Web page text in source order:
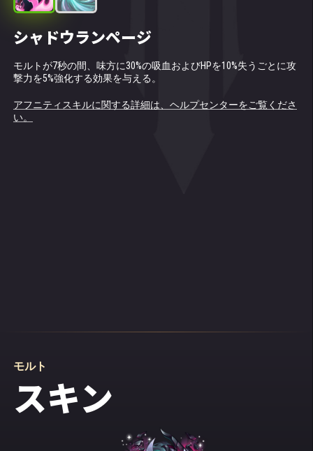
シャドウランページ
モルトが7秒の間、味方に30%の吸血およびHPを10%失うごとに攻
撃力を5%強化する効果を与える。
アフニティスキルに関する詳細は、ヘルプセンターをご覧くださ
い。
ブラックホール (闇の精霊のトーテム)
戦場に自チームの闇のタイタンが2体以上いる場合に使用可能。
敵チームの中央にブラックホールを召喚する。ブラックホールは
まれた敵タイタンが多いほど、相手が受けるダメージが減少す
る。
モルト
スキン